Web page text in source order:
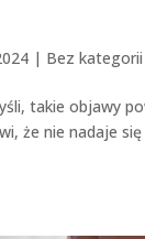
| Bez kategorii
takie objawy
że nie nadaje